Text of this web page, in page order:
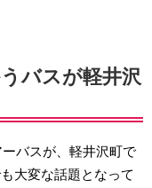
バスが軽井沢
バスが、軽井沢町で
大変な話題となって